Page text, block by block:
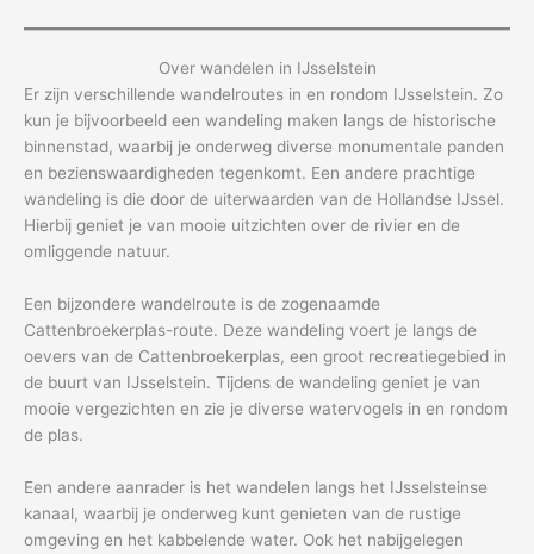
Over wandelen in IJsselstein
Er zijn verschillende wandelroutes in en rondom IJsselstein. Zo
kun je bijvoorbeeld een wandeling maken langs de historische
binnenstad, waarbij je onderweg diverse monumentale panden
en bezienswaardigheden tegenkomt. Een andere prachtige
wandeling is die door de uiterwaarden van de Hollandse IJssel.
Hierbij geniet je van mooie uitzichten over de rivier en de
omliggende natuur.
Een bijzondere wandelroute is de zogenaamde
Cattenbroekerplas-route. Deze wandeling voert je langs de
oevers van de Cattenbroekerplas, een groot recreatiegebied in
de buurt van IJsselstein. Tijdens de wandeling geniet je van
mooie vergezichten en zie je diverse watervogels in en rondom
de plas.
Een andere aanrader is het wandelen langs het IJsselsteinse
kanaal, waarbij je onderweg kunt genieten van de rustige
omgeving en het kabbelende water. Ook het nabijgelegen